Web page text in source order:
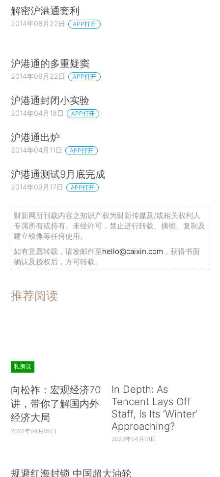
解密沪港通套利
2014年08月22日 APP打开
沪港通的多重疑窦
2014年08月22日 APP打开
沪港通封闭小实验
2014年04月18日 APP打开
沪港通出炉
2014年04月11日 APP打开
沪港通测试9月底完成
2014年09月17日 APP打开
财新网所刊载内容之知识产权为财新传媒及/或相关权利人
专属所有或持有。未经许可，禁止进行转载、摘编、复制及
建立镜像等任何使用。
如有意愿转载，请发邮件至hello@caixin.com ，获得书面
确认及授权后，方可转载。
推荐阅读
私房课
向松祚：宏观经济70
讲，带你了解国内外
经济大局
2022年04月06日
In Depth: As
Tencent Lays Off
Staff, Is Its ‘Winter’
Approaching?
2022年04月01日
规避红海封锁 中国超大油轮